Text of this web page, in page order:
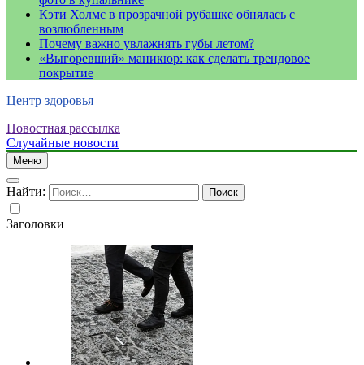
Кэти Холмс в прозрачной рубашке обнялась с
возлюбленным
Почему важно увлажнять губы летом?
«Выгоревший» маникюр: как сделать трендовое
покрытие
Центр здоровья
Новостная рассылка
Случайные новости
Меню
Найти:
Заголовки